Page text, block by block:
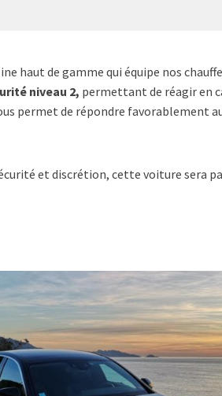
haut de gamme qui équipe nos
niveau 2, permettant de réagir en
permet de répondre favorablement
et discrétion, cette voiture sera